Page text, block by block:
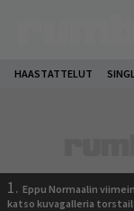
HAASTATTELUT
1. Eppu Normaalin
katso kuvagalleria